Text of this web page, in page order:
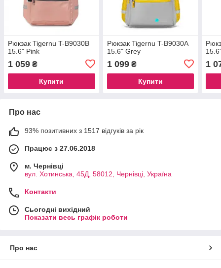
Рюкзак Tigernu T-B9030B
15.6" Pink
1 059 ₴
Купити
Рюкзак Tigernu T-B9030A
15.6" Grey
1 099₴
Купити
1
Про нас
93% позитивних з 1517 відгуків за рік
Працює з 27.06.2018
м. Чернівці
вул. Хотинська, 45Д, 58012, Чернівці, Україна
Контакти
Сьогодні вихідний
Показати весь графік роботи
Про нас